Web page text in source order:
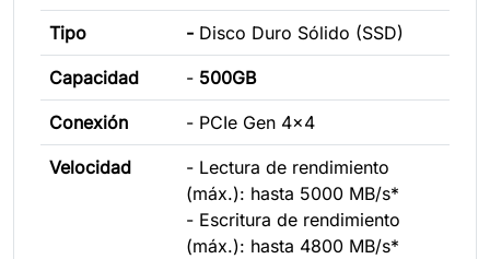
Tipo - Disco Duro Sólido (SSD)
Capacidad - 500GB
Conexión - PCIe Gen 4x4
Velocidad
- Lectura de rendimiento
(máx.): hasta 5000 MB/s*
- Escritura de rendimiento
(máx.): hasta 4800 MB/s*